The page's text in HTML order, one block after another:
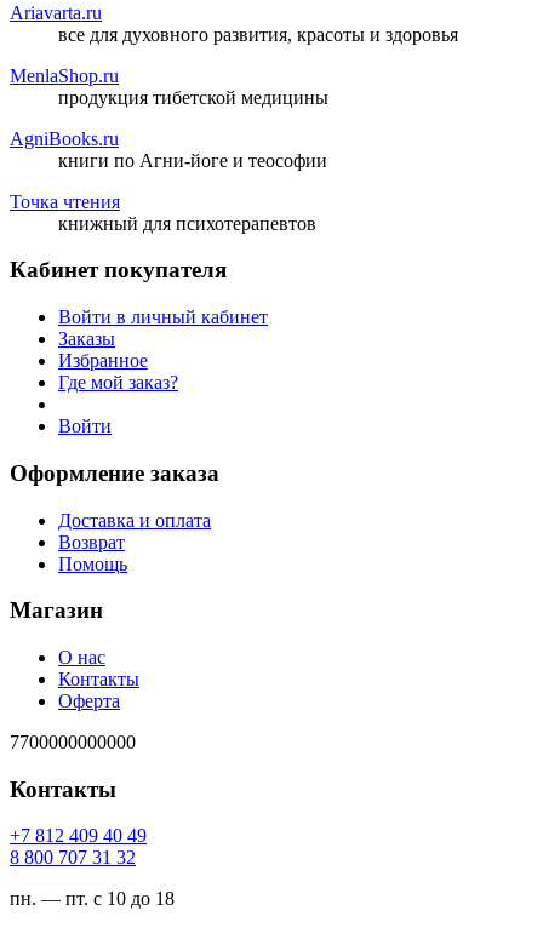
Ariavarta.ru
все для духовного развития, красоты и здоровья
MenlaShop.ru
продукция тибетской медицины
AgniBooks.ru
книги по Агни-йоге и теософии
Точка чтения
книжный для психотерапевтов
Кабинет покупателя
Войти в личный кабинет
Заказы
Избранное
Где мой заказ?
Войти
Оформление заказа
Доставка и оплата
Возврат
Помощь
Магазин
О нас
Контакты
Оферта
7700000000000
Контакты
94 04 904 218 7+
23 13 707 008 8
пн. — пт. с 10 до 18